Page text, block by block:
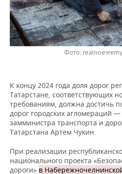
НЕФТЕХИМИЯ
НЕФТЬ
ОПК
РОЗНИЧНАЯ ТОРГОВЛЯ
ТРАНСПОРТ
НОВОСТИ ТЕХНОЛОГИЙ
IT
ТЕЛЕКОММУНИКАЦИИ
МЕРОПРИЯТИЯ
НОВОСТИ МЕРОПРИЯТИЙ
БИЗНЕС-БРАНЧИ
ONLINE-КОНФЕРЕНЦИИ
ОТКРЫТАЯ ЛЕКЦИЯ
СПОРТ
ФУТБОЛ
ХОККЕЙ
БАСКЕТБОЛ
ВОЛЕЙБОЛ
НОВОСТИ ОБЩЕСТВА
ВЛАСТЬ
ИНФРАСТРУКТУРА
ИСТОРИЯ
ФОТОГАЛЕРЕЯ
СЮЖЕТЫ
СПРАВОЧНИК
СПИСОК ПЕРСОН
ПОЛНАЯ ВЕРСИЯ
Фото:
К концу 2024 года доля дорог
Татарстане, соответствующих
требованиям, должна достичь
дорог городских агломераций
замминистра транспорта и
Татарстана Артем Чукин.
При реализации
национального проекта
дороги» в